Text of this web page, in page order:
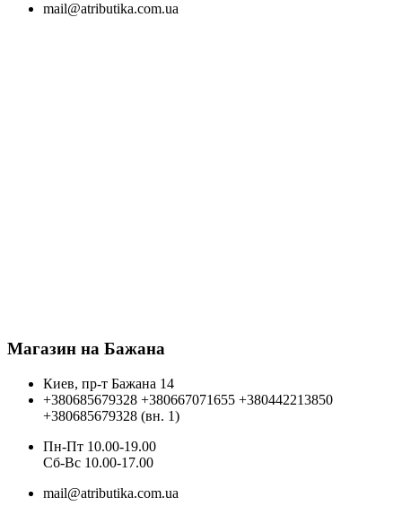
mail@atributika.com.ua
Магазин на Бажана
Киев, пр-т Бажана 14
+380685679328 +380667071655 +380442213850
+380685679328 (вн. 1)
Пн-Пт 10.00-19.00
Cб-Вс 10.00-17.00
mail@atributika.com.ua